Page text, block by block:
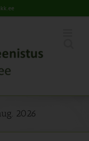
2026